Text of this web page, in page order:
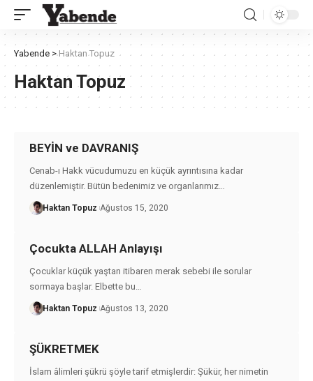
Yabende >Haktan Topuz
Haktan Topuz
BEYİN ve DAVRANIŞ
Cenab-ı Hakk vücudumuzu en küçük ayrıntısına kadar
düzenlemiştir. Bütün bedenimiz ve organlarımız…
Haktan Topuz Ağustos 15, 2020
Çocukta ALLAH Anlayışı
Çocuklar küçük yaştan itibaren merak sebebi ile sorular
sormaya başlar. Elbette bu…
Haktan Topuz Ağustos 13, 2020
ŞÜKRETMEK
İslam âlimleri şükrü şöyle tarif etmişlerdir: Şükür, her nimetin